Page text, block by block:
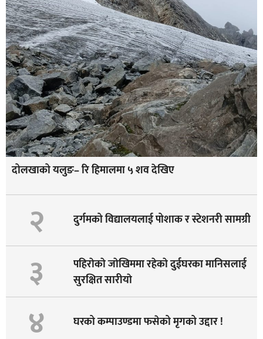
दोलखाको यलुङ– रि हिमालमा ५ शव देखिए
२ दुर्गमको विद्यालयलाई पोशाक र स्टेशनरी सामग्री
३
पहिराेकाे जाेखिममा रहेकाे दुईघरका मानिसलाई
सुरक्षित सारीयाे
४ घरको कम्पाउण्डमा फसेको मृगको उद्दार !